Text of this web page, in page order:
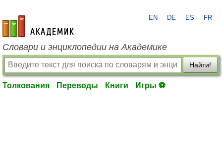
academic.ru
EN DE ES FR
Словари и энциклопедии на Академике
Найти!
Толкования Переводы Книги Игры ⚽